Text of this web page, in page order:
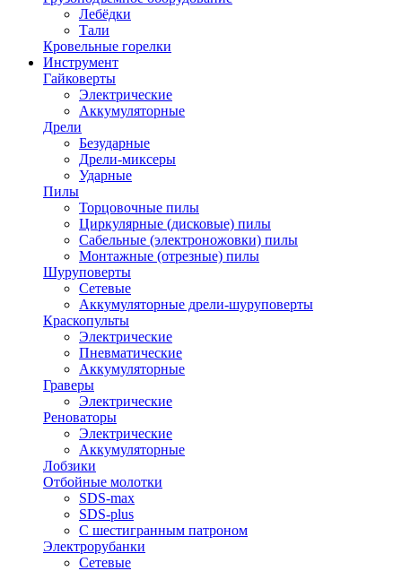
Лебёдки
Тали
Кровельные горелки
Инструмент
Гайковерты
Электрические
Аккумуляторные
Дрели
Безударные
Дрели-миксеры
Ударные
Пилы
Торцовочные пилы
Циркулярные (дисковые) пилы
Сабельные (электроножовки) пилы
Монтажные (отрезные) пилы
Шуруповерты
Сетевые
Аккумуляторные дрели-шуруповерты
Краскопульты
Электрические
Пневматические
Аккумуляторные
Граверы
Электрические
Реноваторы
Электрические
Аккумуляторные
Лобзики
Отбойные молотки
SDS-max
SDS-plus
С шестигранным патроном
Электрорубанки
Сетевые